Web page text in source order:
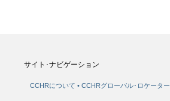
サイト･ナビゲーション
CCHRについて CCHRグローバル･ロケーター